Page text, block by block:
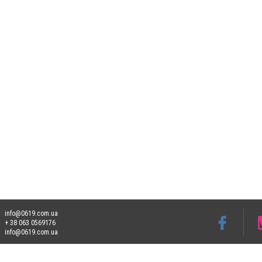
info@0619.com.ua
+ 38 063 0569176
info@0619.com.ua